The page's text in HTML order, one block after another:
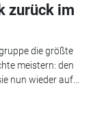
zurück im
die größte
meistern: den
nun wieder auf...